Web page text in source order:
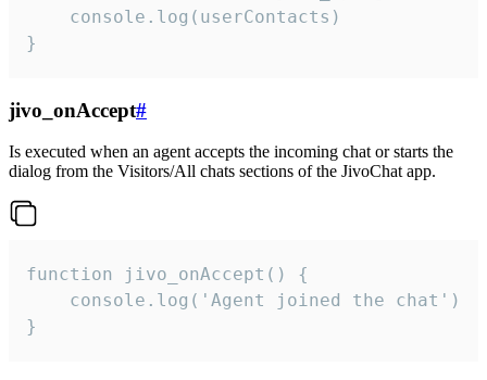
    console.log(userContacts)
}
jivo_onAccept#
Is executed when an agent accepts the incoming chat or starts the
dialog from the Visitors/All chats sections of the JivoChat app.
function jivo_onAccept() {
}